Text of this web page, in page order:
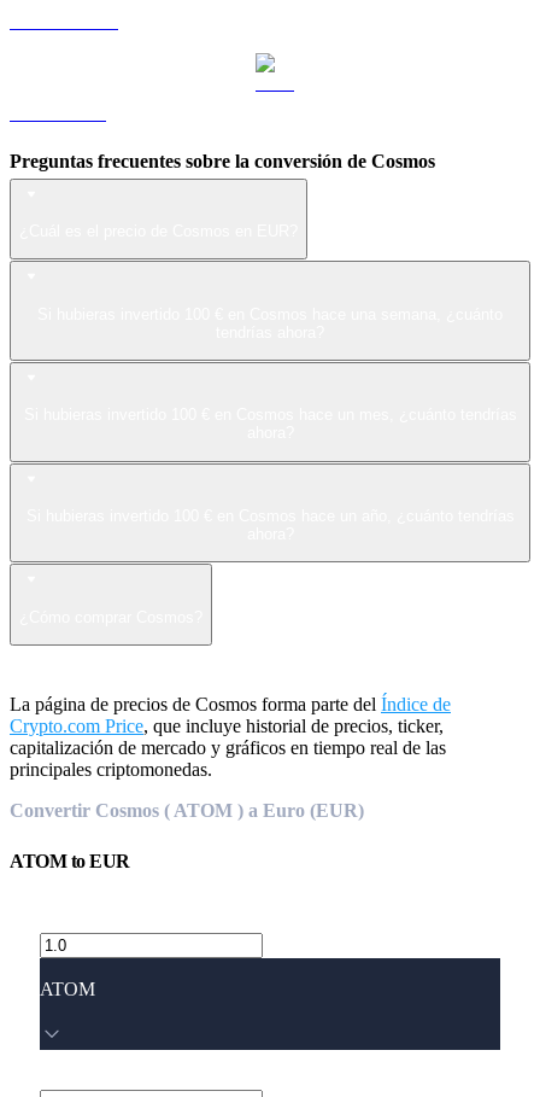
Preguntas frecuentes sobre la conversión de Cosmos
La página de precios de Cosmos forma parte del Índice de
Crypto.com Price, que incluye historial de precios, ticker,
capitalización de mercado y gráficos en tiempo real de las
principales criptomonedas.
Convertir Cosmos ( ATOM ) a Euro (EUR)
ATOMtoEUR
ATOM